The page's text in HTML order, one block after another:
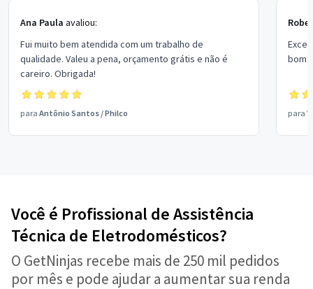
Ana Paula avaliou:
Fui muito bem atendida com um trabalho de
qualidade. Valeu a pena, orçamento grátis e não é
careiro. Obrigada!
para Antônio Santos /Philco
bom
para
Você é Profissional de Assistência
Técnica de Eletrodomésticos?
O GetNinjas recebe mais de 250 mil pedidos
por mês e pode ajudar a aumentar sua renda